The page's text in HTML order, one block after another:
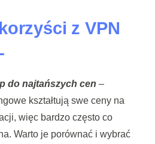
z VPN
do najtańszych cen –
kształtują swe ceny na
więc bardzo często co
Warto je porównać i wybrać